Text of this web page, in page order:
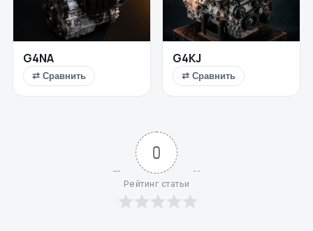
G4NA
⇄ Сравнить
G4KJ
⇄ Сравнить
0
Рейтинг статьи